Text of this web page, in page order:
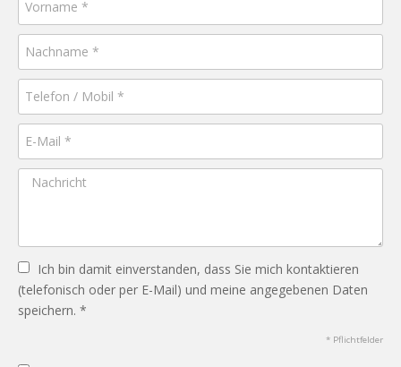
Ich bin damit einverstanden, dass Sie mich kontaktieren
(telefonisch oder per E-Mail) und meine angegebenen Daten
speichern. *
* Pflichtfelder